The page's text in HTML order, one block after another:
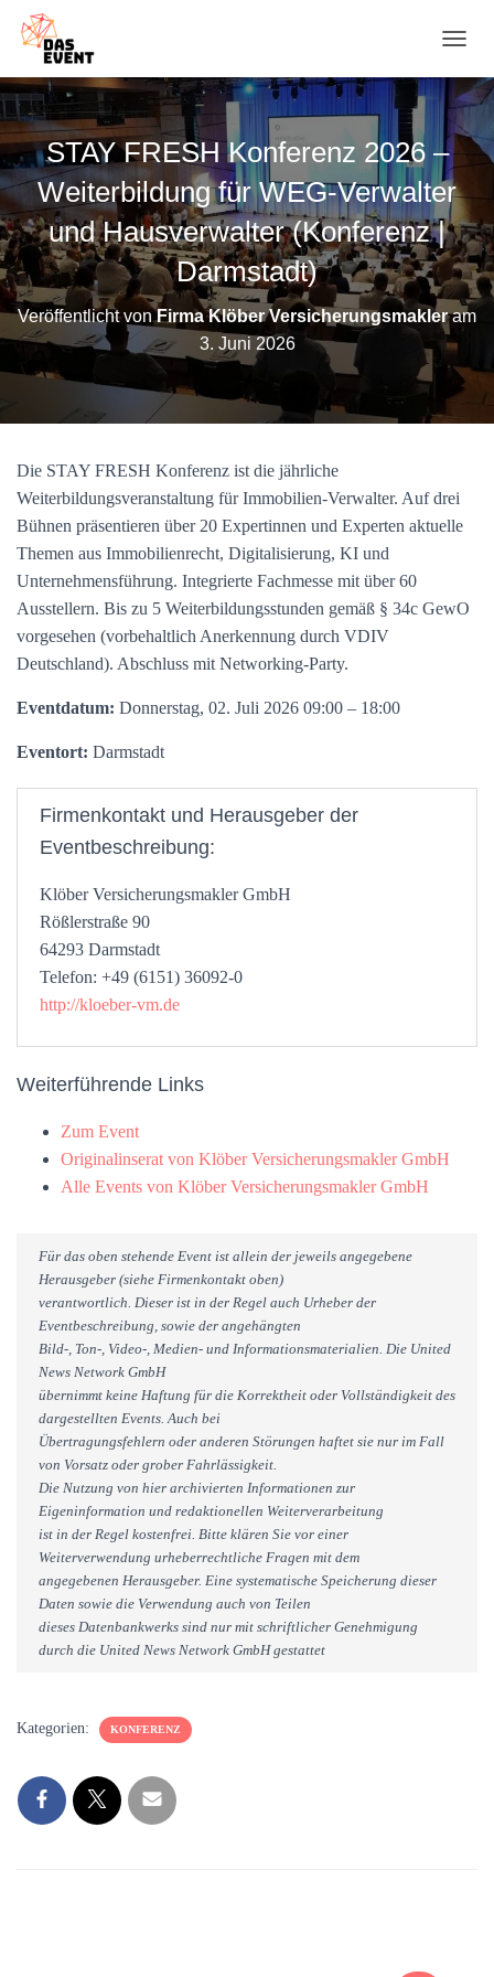
A
V
G
T
I
O
N
U
M
S
H
A
L
STAY FRESH Konferenz 2026 –
Weiterbildung für WEG-Verwalter
und Hausverwalter (Konferenz |
Darmstadt)
Veröffentlicht vonFirma Klöber Versicherungsmakleram
3. Juni 2026
Die STAY FRESH Konferenz ist die jährliche
Weiterbildungsveranstaltung für Immobilien-Verwalter. Auf drei
Bühnen präsentieren über 20 Expertinnen und Experten aktuelle
Themen aus Immobilienrecht, Digitalisierung, KI und
Unternehmensführung. Integrierte Fachmesse mit über 60
Ausstellern. Bis zu 5 Weiterbildungsstunden gemäß § 34c GewO
vorgesehen (vorbehaltlich Anerkennung durch VDIV
Deutschland). Abschluss mit Networking-Party.
Eventdatum: Donnerstag, 02. Juli 2026 09:00 – 18:00
Eventort: Darmstadt
Firmenkontakt und Herausgeber der
Eventbeschreibung:
Klöber Versicherungsmakler GmbH
Rößlerstraße 90
64293 Darmstadt
Telefon: +49 (6151) 36092-0
http://kloeber-vm.de
Weiterführende Links
Zum Event
Originalinserat von Klöber Versicherungsmakler GmbH
Alle Events von Klöber Versicherungsmakler GmbH
Für das oben stehende Event ist allein der jeweils angegebene
Herausgeber (siehe Firmenkontakt oben)
verantwortlich. Dieser ist in der Regel auch Urheber der
Eventbeschreibung, sowie der angehängten
Bild-, Ton-, Video-, Medien- und Informationsmaterialien. Die United
News Network GmbH
übernimmt keine Haftung für die Korrektheit oder Vollständigkeit des
dargestellten Events. Auch bei
Übertragungsfehlern oder anderen Störungen haftet sie nur im Fall
von Vorsatz oder grober Fahrlässigkeit.
Die Nutzung von hier archivierten Informationen zur
Eigeninformation und redaktionellen Weiterverarbeitung
ist in der Regel kostenfrei. Bitte klären Sie vor einer
Weiterverwendung urheberrechtliche Fragen mit dem
angegebenen Herausgeber. Eine systematische Speicherung dieser
Daten sowie die Verwendung auch von Teilen
dieses Datenbankwerks sind nur mit schriftlicher Genehmigung
durch die United News Network GmbH gestattet
Kategorien: KONFERENZ